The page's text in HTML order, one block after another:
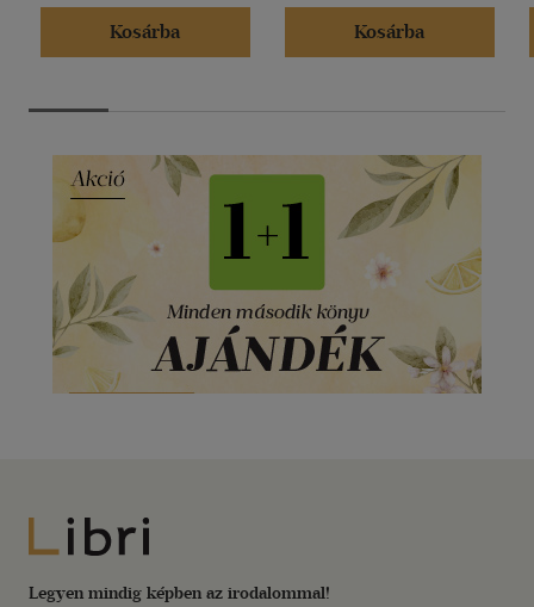
Kosárba
Kosárba
Libri
Legyen mindig képben az irodalommal!